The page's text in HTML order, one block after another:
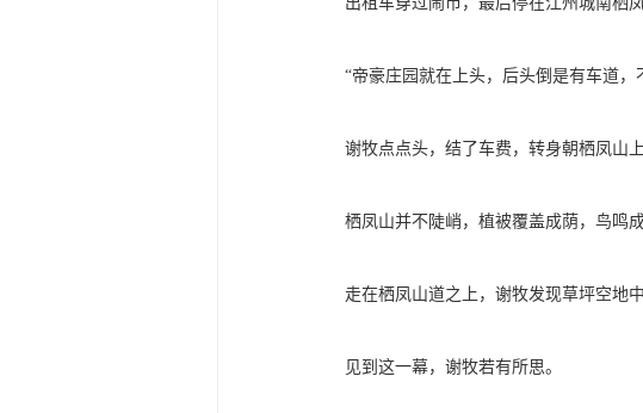
“帝豪庄园就在上头，后头倒是有车道，
谢牧点点头，结了车费，转身朝栖凤山上
栖凤山并不陡峭，植被覆盖成荫，鸟鸣成
走在栖凤山道之上，谢牧发现草坪空地中
见到这一幕，谢牧若有所思。